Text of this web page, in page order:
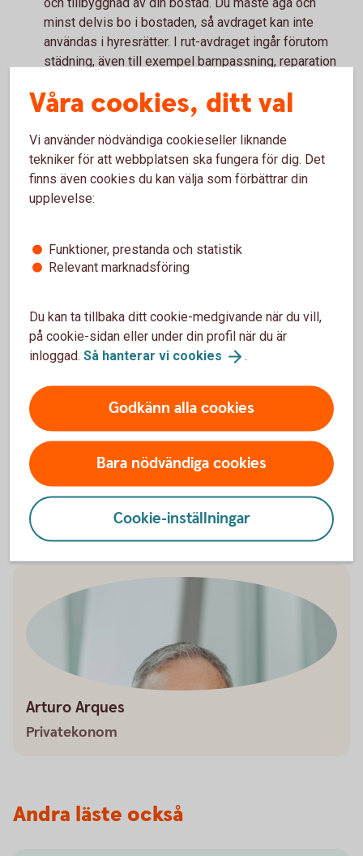
minst delvis bo i bostaden, så avdraget kan inte
användas i hyresrätter. I rut-avdraget ingår förutom
städning, även till exempel barnpassning, reparation
resekostnader ger däremot inte rätt till rot- och
Finns det något mer som är viktigt att
tänka på?
– Ja, först och främst måste du ha en inkomst att göra
andra skatter, avslutar vår privatekonom Arturo
Arques.
Höj bolånet för renovering?
Att utöka ditt bolån kan vara ett bra alternativ när du
renoverar. Det kan öka bostadens värde och man kan
undvika stora och dyra ingrepp i framtiden genom att
underhålla sin bostad.
Höj ditt bolån – så funkardet
Arturo Arques
Privatekonom
Andra läste också
Våra cookies, ditt val
Vi använder nödvändiga cookieseller liknande
tekniker för att webbplatsen ska fungera för dig. Det
finns även cookies du kan välja som förbättrar din
upplevelse:
Funktioner, prestanda och statistik
Relevant marknadsföring
Du kan ta tillbaka ditt cookie-medgivande när du vill,
på cookie-sidan eller under din profil när du är
inloggad. Så hanterar vi cookies .
Godkänn alla cookies
Bara nödvändiga cookies
Cookie-inställningar